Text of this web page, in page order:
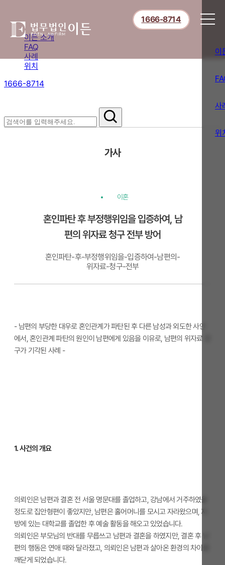
이든 소개
FAQ
사례
위치
1666-8714
1666-8714
이
사
위
가사
이혼
혼인파탄 후 부정행위임을 입증하여, 남
편의 위자료 청구 전부 방어
혼인파탄-후-부정행위임을-입증하여-남편의-
위자료-청구-전부
- 남편의 부당한 대우로 혼인관계가 파탄된 후 다른 남성과 외도한 사안
에서, 혼인관계 파탄의 원인이 남편에게 있음을 이유로, 남편의 위자료 청
구가 기각된 사례 -
1. 사건의 개요
의뢰인은 남편과 결혼 전 서울 명문대를 졸업하고, 강남에서 거주하였을
정도로 집안형편이 좋았지만, 남편은 홀어머니를 모시고 자라왔으며, 지
방에 있는 대학교를 졸업한 후 예술 활동을 해오고 있었습니다.
의뢰인은 부모님의 반대를 무릅쓰고 남편과 결혼을 하였지만, 결혼 후 남
편의 행동은 연애 때와 달라졌고, 의뢰인은 남편과 살아온 환경의 차이를
깨닫게 되었습니다.